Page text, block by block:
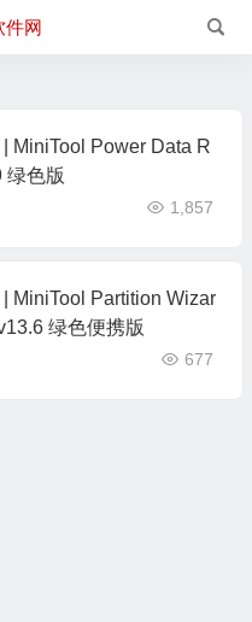
件网
MiniTool Power Data R
绿色版
1,857
MiniTool Partition Wizar
绿色便携版
677